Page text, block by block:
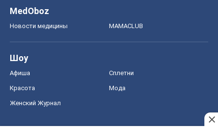
MedOboz
Новости медицины MAMACLUB
Шоу
Афиша Сплетни
Красота Мода
Женский Журнал